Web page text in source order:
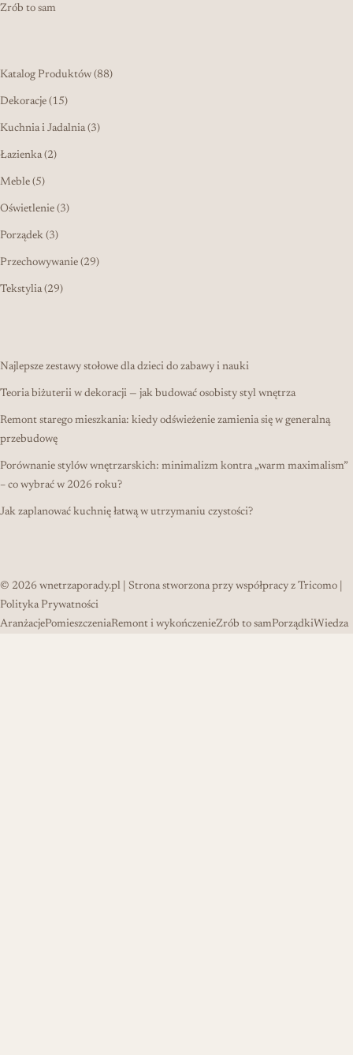
Zrób to sam
Katalog Produktów 8888 produktów
Dekoracje 1515 produktów
Kuchnia i Jadalnia 33 produkty
Łazienka 22 produkty
Meble 55 produktów
Oświetlenie 33 produkty
Porządek 33 produkty
Przechowywanie 2929 produktów
Tekstylia 2929 produktów
Najlepsze zestawy stołowe dla dzieci do zabawy i nauki
Teoria biżuterii w dekoracji — jak budować osobisty styl wnętrza
Remont starego mieszkania: kiedy odświeżenie zamienia się w generalną
przebudowę
Porównanie stylów wnętrzarskich: minimalizm kontra „warm maximalism”
– co wybrać w 2026 roku?
Jak zaplanować kuchnię łatwą w utrzymaniu czystości?
© 2026 wnetrzaporady.pl | Strona stworzona przy współpracy z Tricomo
Polityka Prywatności
AranżacjePomieszczeniaRemont i wykończenieZrób to samPorządkiWiedza